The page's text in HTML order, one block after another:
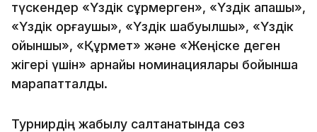
түскендер «Үздік сұрмерген», «Үздік қақпашы»,
«Үздік қорғаушы», «Үздік шабуылшы», «Үздік
ойыншы», «Құрмет» және «Жеңіске деген
жігері үшін» арнайы номинациялары бойынша
марапатталды.
Турнирдің жабылу салтанатында сөз